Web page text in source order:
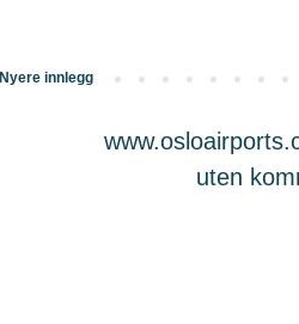
Nyere innlegg
uten